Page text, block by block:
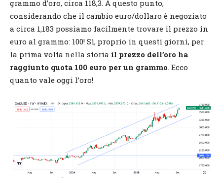
grammo d’oro, circa 118,3. A questo punto,
considerando che il cambio euro/dollaro è negoziato
a circa 1,183 possiamo facilmente trovare il prezzo in
euro al grammo: 100! Sì, proprio in questi giorni, per
la prima volta nella storia il prezzo dell’oro ha
raggiunto quota 100 euro per un grammo. Ecco
quanto vale oggi l’oro!